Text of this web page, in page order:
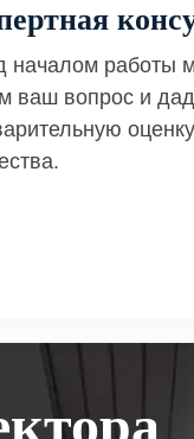
началом работы
ваш вопрос и